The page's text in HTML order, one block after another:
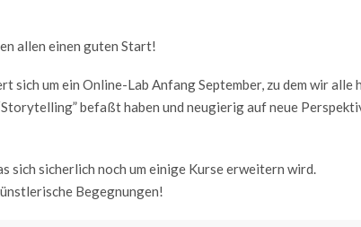
allen einen guten Start!
sich um ein Online-Lab Anfang September, zu dem wir alle
befaßt haben und neugierig auf neue
sich sicherlich noch um einige Kurse erweitern wird.
Begegnungen!